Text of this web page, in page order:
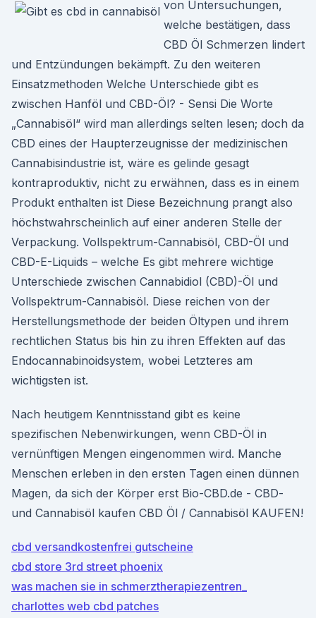
von Untersuchungen,
welche bestätigen, dass
CBD Öl Schmerzen lindert
und Entzündungen bekämpft. Zu den weiteren
Einsatzmethoden Welche Unterschiede gibt es
zwischen Hanföl und CBD-Öl? - Sensi Die Worte
„Cannabisöl“ wird man allerdings selten lesen; doch da
CBD eines der Haupterzeugnisse der medizinischen
Cannabisindustrie ist, wäre es gelinde gesagt
kontraproduktiv, nicht zu erwähnen, dass es in einem
Produkt enthalten ist Diese Bezeichnung prangt also
höchstwahrscheinlich auf einer anderen Stelle der
Verpackung. Vollspektrum-Cannabisöl, CBD-Öl und
CBD-E-Liquids – welche Es gibt mehrere wichtige
Unterschiede zwischen Cannabidiol (CBD)-Öl und
Vollspektrum-Cannabisöl. Diese reichen von der
Herstellungsmethode der beiden Öltypen und ihrem
rechtlichen Status bis hin zu ihren Effekten auf das
Endocannabinoidsystem, wobei Letzteres am
wichtigsten ist.
Nach heutigem Kenntnisstand gibt es keine
spezifischen Nebenwirkungen, wenn CBD-Öl in
vernünftigen Mengen eingenommen wird. Manche
Menschen erleben in den ersten Tagen einen dünnen
Magen, da sich der Körper erst Bio-CBD.de - CBD-
und Cannabisöl kaufen CBD Öl / Cannabisöl KAUFEN!
cbd versandkostenfrei gutscheine
cbd store 3rd street phoenix
was machen sie in schmerztherapiezentren_
charlottes web cbd patches